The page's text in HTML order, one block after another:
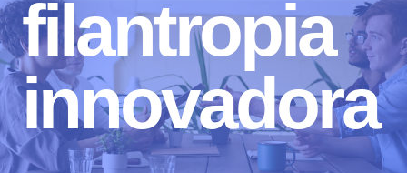
filantropia
innovadora